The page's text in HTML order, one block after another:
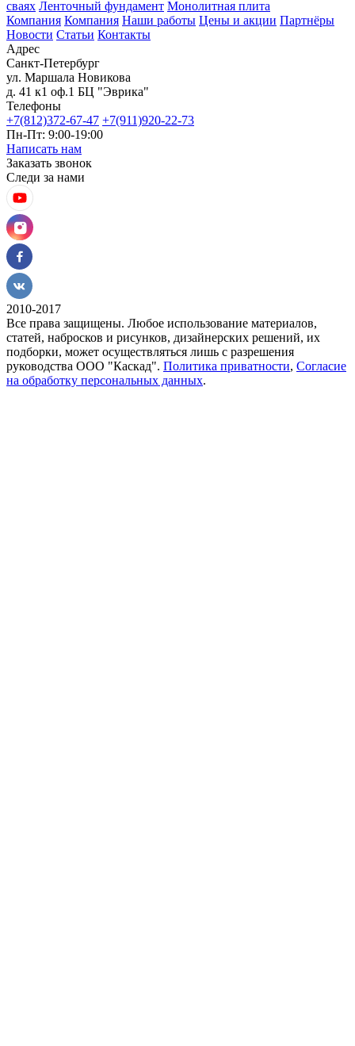
сваях Ленточный фундамент Монолитная плита
Компания Компания Наши работы Цены и акции Партнёры
Новости Статьи Контакты
Адрес
Санкт-Петербург
ул. Маршала Новикова
д. 41 к1 оф.1 БЦ "Эврика"
Телефоны
+7(812)372-67-47 +7(911)920-22-73
Пн-Пт: 9:00-19:00
Написать нам
Заказать звонок
Следи за нами
2010-2017
Все права защищены. Любое использование материалов,
статей, набросков и рисунков, дизайнерских решений, их
подборки, может осуществляться лишь с разрешения
руководства ООО "Каскад". Политика приватности, Согласие
на обработку персональных данных.